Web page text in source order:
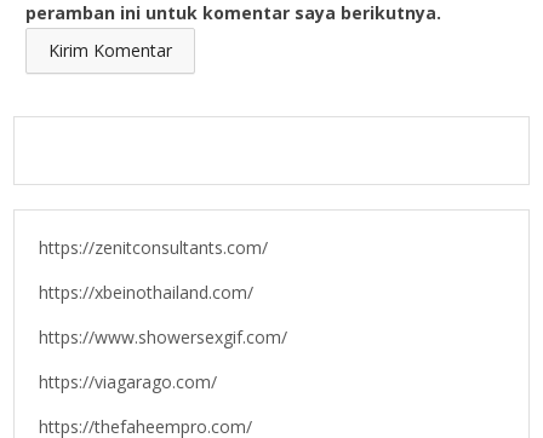
peramban ini untuk komentar saya berikutnya.
https://zenitconsultants.com/
https://xbeinothailand.com/
https://www.showersexgif.com/
https://viagarago.com/
https://thefaheempro.com/